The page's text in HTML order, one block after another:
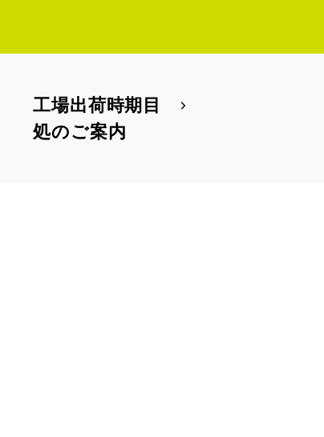
工場出荷時期目
処のご案内